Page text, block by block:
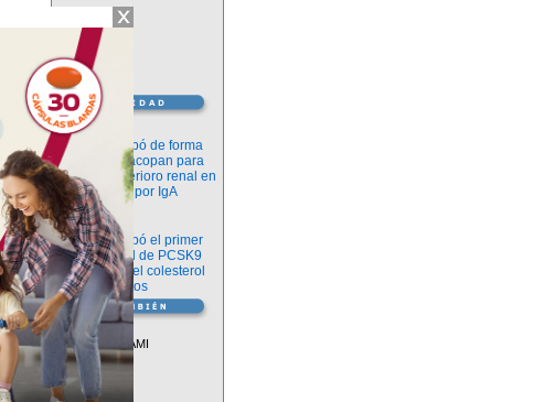
Novedades
La FDA aprobó de forma
definitiva iptacopan para
frenar el deterioro renal en
la nefropatía por IgA
Salud
La FDA aprobó el primer
inhibidor oral de PCSK9
para reducir el colesterol
LDL en adultos
Vademécum
Descuentos PAMI